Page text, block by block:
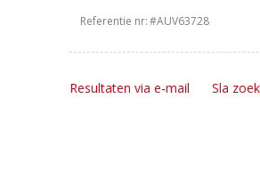
Referentie nr:#AUV63728
Resultaten via e-mail Sla